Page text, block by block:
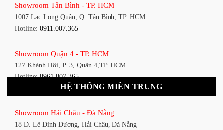
Showroom Tân Bình - TP. HCM
1007 Lạc Long Quân, Q. Tân Bình, TP. HCM
Hotline: 0911.007.365
Showroom Quận 4 - TP. HCM
127 Khánh Hội, P. 3, Quận 4,TP. HCM
Hotline:0961.007.365
1411 Đường 3/2, P. 16, Quận 11, TP. HCM
Hotline:0911.007.365
HỆ THỐNG MIỀN TRUNG
Showroom Hải Châu - Đà Nẵng
18 Đ. Lê Đình Dương, Hải Châu, Đà Nẵng